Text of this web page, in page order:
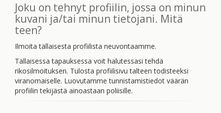
Joku on tehnyt profiilin, jossa on minun
kuvani ja/tai minun tietojani. Mitä
teen?
Ilmoita tällaisesta profiilista neuvontaamme.
Tällaisessa tapauksessa voit halutessasi tehdä
rikosilmoituksen. Tulosta profiilisivu talteen todisteeksi
viranomaiselle. Luovutamme tunnistamistiedot väärän
profiilin tekijästä ainoastaan poliisille.